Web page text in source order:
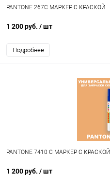
PANTONE 267C МАРКЕР С КРАСКОЙ
1 200 руб. / шт
Подробнее
PANTONE 7410 C МАРКЕР С КРАСКОЙ
1 200 руб. / шт